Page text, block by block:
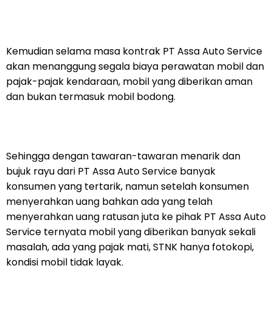
Kemudian selama masa kontrak PT Assa Auto Service
akan menanggung segala biaya perawatan mobil dan
pajak-pajak kendaraan, mobil yang diberikan aman
dan bukan termasuk mobil bodong.
Sehingga dengan tawaran-tawaran menarik dan
bujuk rayu dari PT Assa Auto Service banyak
konsumen yang tertarik, namun setelah konsumen
menyerahkan uang bahkan ada yang telah
menyerahkan uang ratusan juta ke pihak PT Assa Auto
Service ternyata mobil yang diberikan banyak sekali
masalah, ada yang pajak mati, STNK hanya fotokopi,
kondisi mobil tidak layak.